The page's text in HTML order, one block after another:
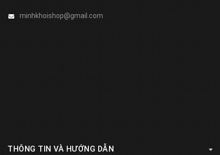
minhkhoishop@gmail.com
THÔNG TIN VÀ HƯỚNG DẪN